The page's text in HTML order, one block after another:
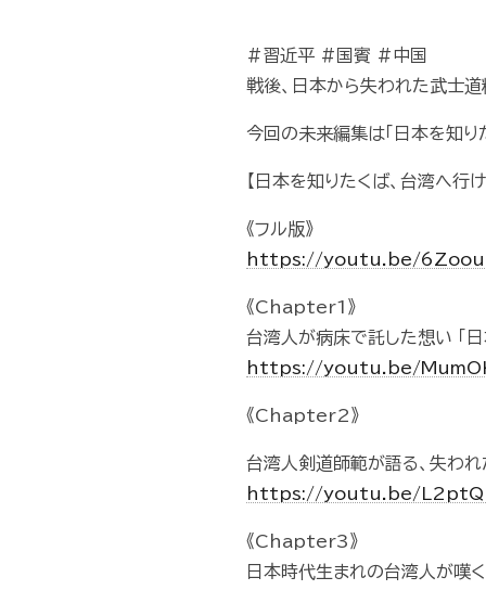
#習近平 #国賓 #中国
戦後、日本から失われた武士
今回の未来編集は「日本を知り
【日本を知りたくば、台湾へ行
《フル版》
https://youtu.be/
《Chapter1》
台湾人が病床で託した想い 「
https://youtu.be/
《Chapter2》
台湾人剣道師範が語る、失わ
https://youtu.be/
《Chapter3》
日本時代生まれの台湾人が嘆